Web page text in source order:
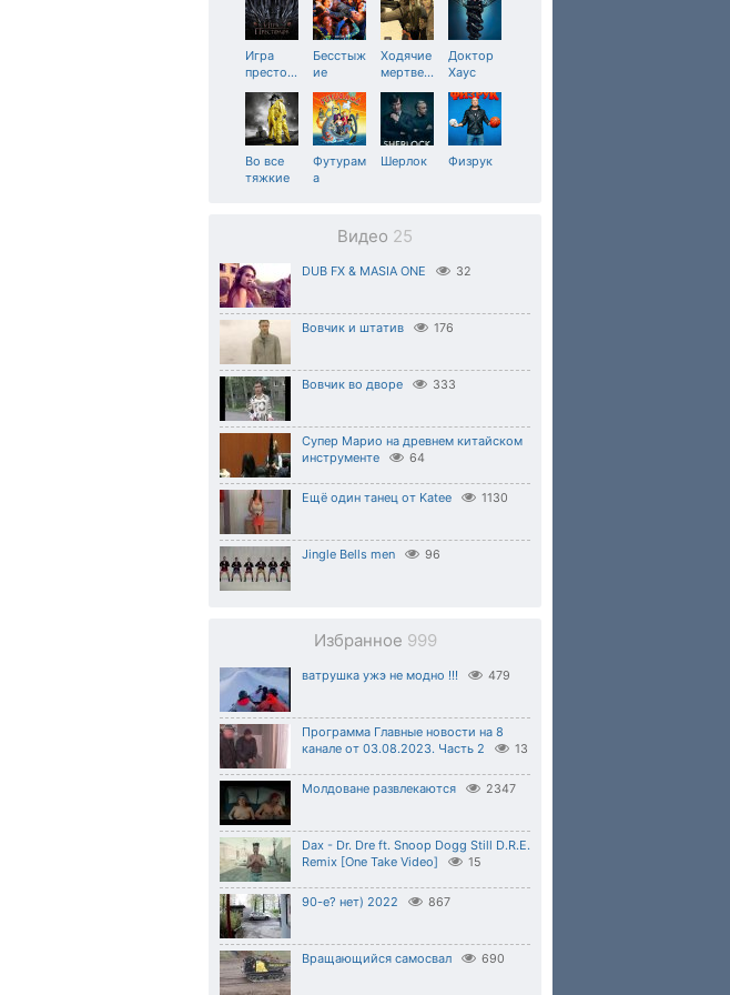
Игра
престо…
Бесстыж
ие
Ходячие
мертве…
Доктор
Хаус
Во все
тяжкие
Футурам
а
Шерлок Физрук
Видео 25
DUB FX & MASIA ONE 32
Вовчик и штатив 176
Вовчик во дворе 333
Супер Марио на древнем китайском
инструменте
64
Ещё один танец от Katee 1130
Jingle Bells men 96
Избранное 999
ватрушка ужэ не модно !!! 479
Программа Главные новости на 8
канале от 03.08.2023. Часть 2
13
Молдоване развлекаются 2347
Dax - Dr. Dre ft. Snoop Dogg Still D.R.E.
Remix [One Take Video]
15
90-е? нет) 2022 867
Вращающийся самосвал 690